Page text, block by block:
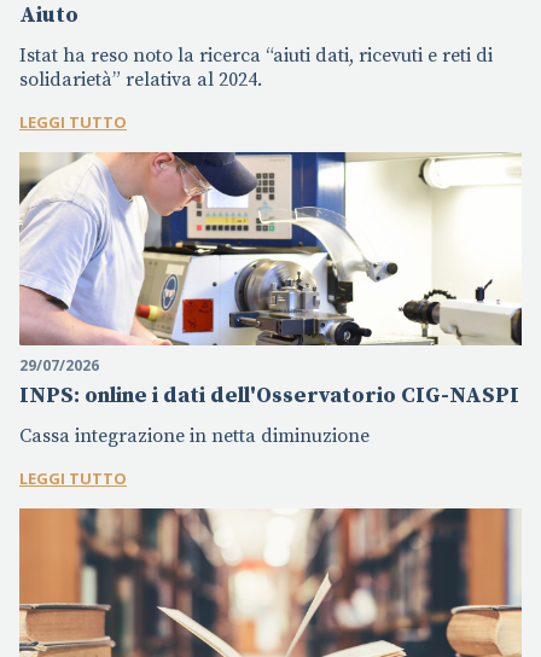
Aiuto
Istat ha reso noto la ricerca “aiuti dati, ricevuti e reti di
solidarietà” relativa al 2024.
LEGGI TUTTO
29/07/2026
INPS: online i dati dell'Osservatorio CIG-NASPI
Cassa integrazione in netta diminuzione
LEGGI TUTTO